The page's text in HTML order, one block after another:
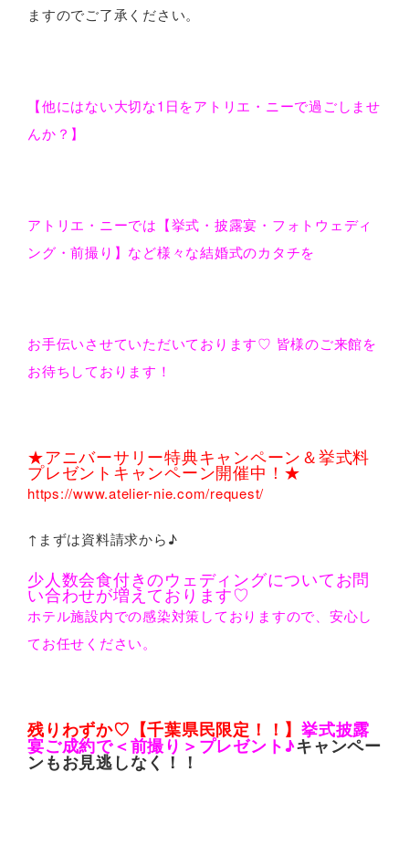
ますのでご了承ください。
【他にはない大切な1日をアトリエ・ニーで過ごしませ
んか？】
アトリエ・ニーでは【挙式・披露宴・フォトウェディ
ング・前撮り】など様々な結婚式のカタチを
お手伝いさせていただいております♡ 皆様のご来館を
お待ちしております！
★アニバーサリー特典キャンペーン＆挙式料
プレゼントキャンペーン開催中！★
https://www.atelier-nie.com/request/
↑まずは資料請求から♪
少人数会食付きのウェディングについてお問
い合わせが増えております♡
ホテル施設内での感染対策しておりますので、安心し
てお任せください。
残りわずか♡【千葉県民限定！！】 挙式披露
宴ご成約で＜前撮り＞プレゼント♪キャンペー
ンもお見逃しなく！！